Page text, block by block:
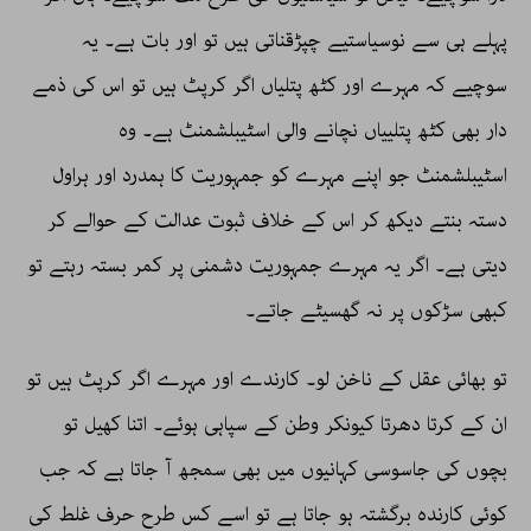
پہلے ہی سے نوسیاستیے چپڑقناتی ہیں تو اور بات ہے۔ یہ
سوچیے کہ مہرے اور کٹھ پتلیاں اگر کرپٹ ہیں تو اس کی ذمے
دار بھی کٹھ پتلییاں نچانے والی اسٹیبلشمنٹ ہے۔ وہ
اسٹیبلشمنٹ جو اپنے مہرے کو جمہوریت کا ہمدرد اور ہراول
دستہ بنتے دیکھ کر اس کے خلاف ثبوت عدالت کے حوالے کر
دیتی ہے۔ اگر یہ مہرے جمہوریت دشمنی پر کمر بستہ رہتے تو
کبھی سڑکوں پر نہ گھسیٹے جاتے۔
تو بھائی عقل کے ناخن لو۔ کارندے اور مہرے اگر کرپٹ ہیں تو
ان کے کرتا دھرتا کیونکر وطن کے سپاہی ہوئے۔ اتنا کھیل تو
بچوں کی جاسوسی کہانیوں میں بھی سمجھ آ جاتا ہے کہ جب
کوئی کارندہ برگشتہ ہو جاتا ہے تو اسے کس طرح حرف غلط کی